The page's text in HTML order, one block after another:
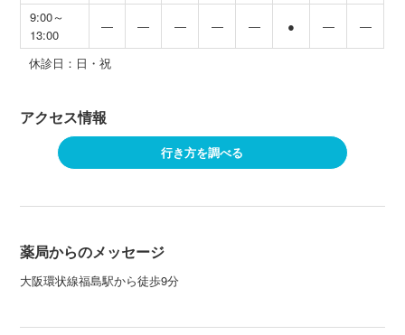
9:00～
13:00
― ― ― ― ― ● ― ―
休診日：日・祝
アクセス情報
行き方を調べる
薬局からのメッセージ
大阪環状線福島駅から徒歩9分